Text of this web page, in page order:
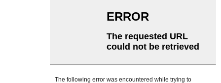
Swahili
Tajik
Telugu